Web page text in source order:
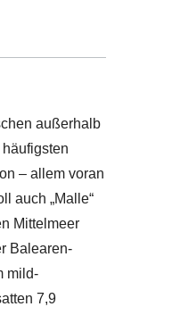
außerhalb
– allem voran
auch „Malle“
Mittelmeer
Balearen-
mild-
7,9